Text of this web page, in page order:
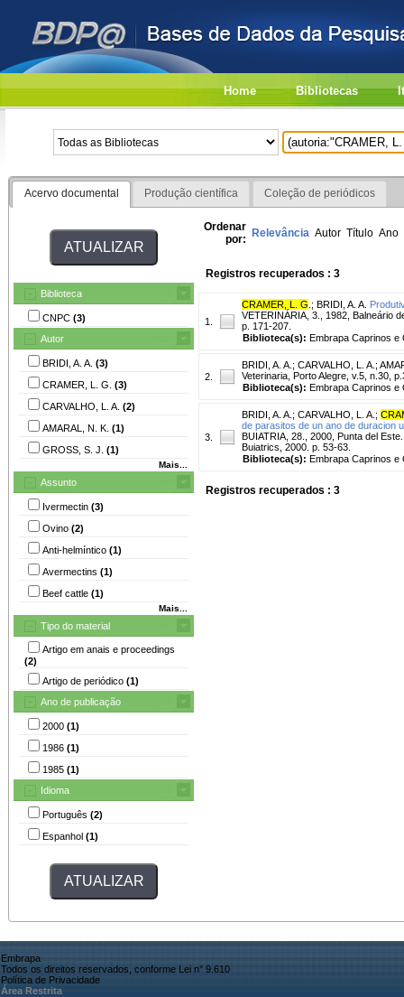
Home Bibliotecas
Acervo documental Produção científica Coleção de periódicos
Biblioteca
CNPC (3)
Autor
BRIDI, A. A. (3)
CRAMER, L. G. (3)
CARVALHO, L. A. (2)
AMARAL, N. K. (1)
GROSS, S. J. (1)
Mais...
Assunto
Ivermectin (3)
Ovino (2)
Anti-helmíntico (1)
Avermectins (1)
Beef cattle (1)
Mais...
Tipo do material
Artigo em anais e proceedings
(2)
Artigo de periódico (1)
Ano de publicação
2000 (1)
1986 (1)
1985 (1)
Idioma
Português (2)
Espanhol (1)
Ordenar
por: Relevância Autor Título Ano
Registros recuperados : 3
1.
CRAMER, L. G ; BRIDI, A. A.
VETERINÁRIA, 3., 1982, Balneário
p. 171-207.
Biblioteca(s): Embrapa Caprinos e
2.
BRIDI, A. A. ; CARVALHO, L. A. ;
Veterinaria, Porto Alegre, v.5, n.30,
Biblioteca(s): Embrapa Caprinos e
3.
BRIDI, A. A. ; CARVALHO, L. A. ;
de parasitos de un ano de duracion
BUIATRIA, 28., 2000, Punta del
Buiatrics, 2000. p. 53-63.
Biblioteca(s): Embrapa Caprinos e
Registros recuperados : 3
Embrapa
Todos os direitos reservados, conforme Lei n° 9.610
Política de Privacidade
Área Restrita